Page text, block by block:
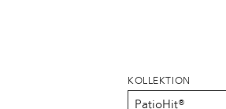
KOLLEKTION
MERE